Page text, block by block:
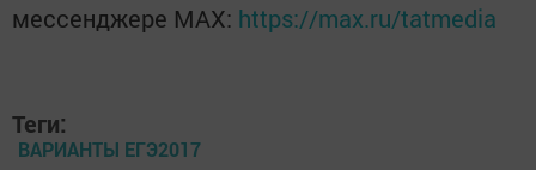
мессенджере MАХ: https://max.ru/tatmedia
Теги:
ВАРИАНТЫ ЕГЭ2017